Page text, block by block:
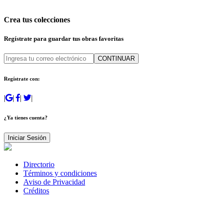
Crea tus colecciones
Regístrate para guardar tus obras favoritas
CONTINUAR
Regístrate con:
| | | |
¿Ya tienes cuenta?
Iniciar Sesión
Directorio
Términos y condiciones
Aviso de Privacidad
Créditos